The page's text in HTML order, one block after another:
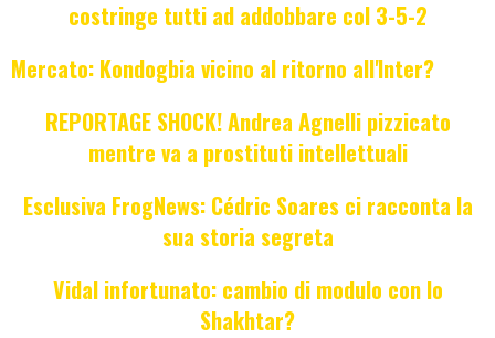
costringe tutti ad addobbare col 3-5-2
Mercato: Kondogbia vicino al ritorno all'Inter?
REPORTAGE SHOCK! Andrea Agnelli pizzicato
mentre va a prostituti intellettuali
Esclusiva FrogNews: Cédric Soares ci racconta la
sua storia segreta
Vidal infortunato: cambio di modulo con lo
Shakhtar?